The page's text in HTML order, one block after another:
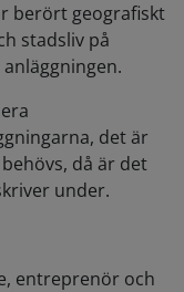
berört geografiskt
stadsliv på
det är
då är det
under.
entreprenör och